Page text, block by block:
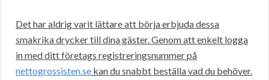
Det har aldrig varit lättare att börja erbjuda dessa
smakrika drycker till dina gäster. Genom att enkelt logga
in med ditt företags registreringsnummer på
nettogrossisten.se kan du snabbt beställa vad du behöver.